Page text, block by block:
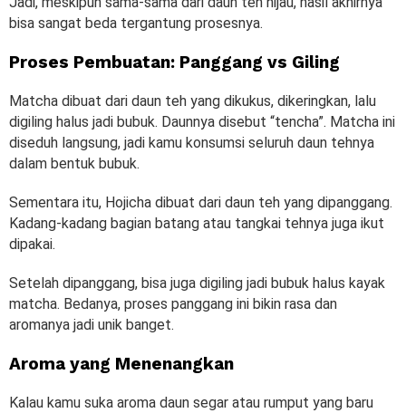
bisa sangat beda tergantung prosesnya.
Proses Pembuatan: Panggang vs Giling
Matcha dibuat dari daun teh yang dikukus, dikeringkan, lalu
digiling halus jadi bubuk. Daunnya disebut “tencha”. Matcha ini
diseduh langsung, jadi kamu konsumsi seluruh daun tehnya
dalam bentuk bubuk.
Sementara itu, Hojicha dibuat dari daun teh yang dipanggang.
Kadang-kadang bagian batang atau tangkai tehnya juga ikut
dipakai.
Setelah dipanggang, bisa juga digiling jadi bubuk halus kayak
matcha. Bedanya, proses panggang ini bikin rasa dan
aromanya jadi unik banget.
Aroma yang Menenangkan
Kalau kamu suka aroma daun segar atau rumput yang baru